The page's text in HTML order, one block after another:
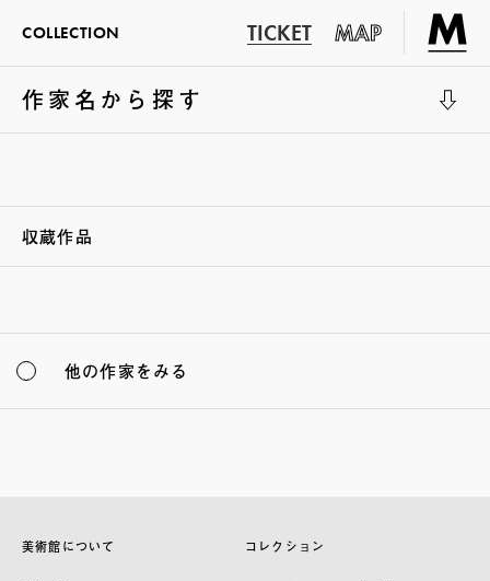
COLLECTION TICKET MAP
作家名から探す
展示室1
収蔵作品
他の作家をみる
美術館について コレクション